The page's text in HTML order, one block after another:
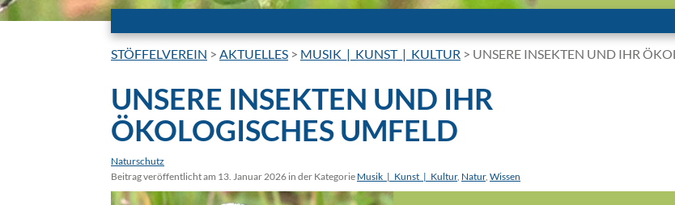
STÖFFELVEREIN > AKTUELLES > MUSIK_|_KUNST_|_KULTUR > UNSERE INSEKTEN UND IHR
UNSERE INSEKTEN UND IHR
ÖKOLOGISCHES UMFELD
Naturschutz
Beitrag veröffentlicht am 13. Januar 2026 in der Kategorie Musik_|_Kunst_|_Kultur, Natur, Wissen